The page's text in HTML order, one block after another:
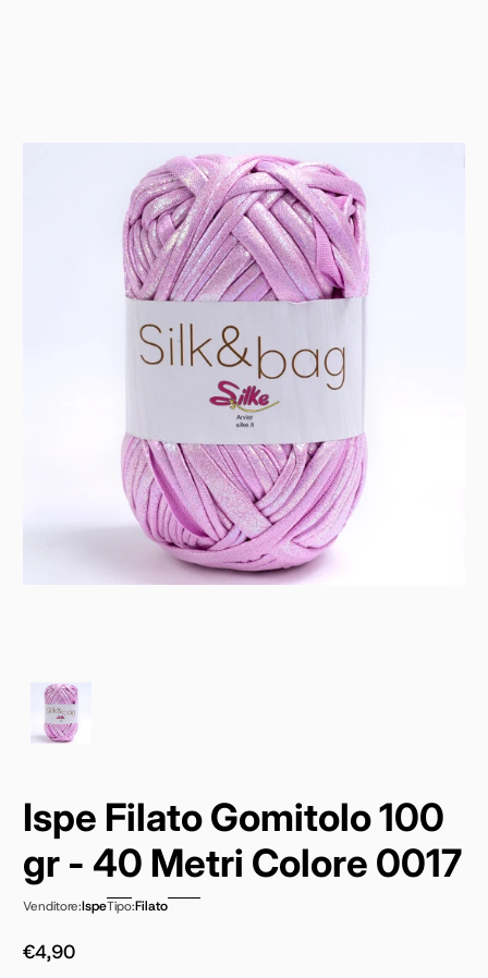
Ispe Filato Gomitolo 100
gr - 40 Metri Colore 0017
Venditore:IspeTipo:Filato
Prezzo normale
€4,90